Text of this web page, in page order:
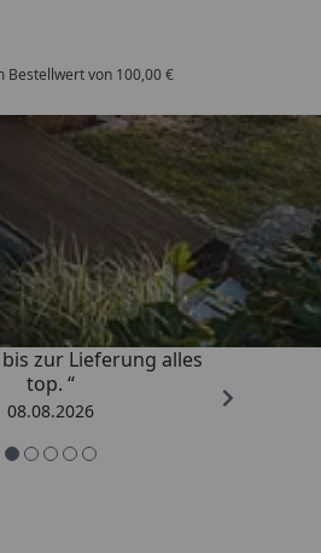
Bestellwert von 100,00 €
Shops
4,81/ 5
über die
zur Lieferung alles
top. “
08.08.2026